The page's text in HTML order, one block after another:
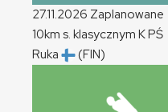
27.11.2026 Zaplanowane
10km s. klasycznym KPŚ
Ruka
(FIN)